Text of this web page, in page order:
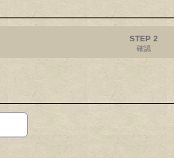
STEP 2
確認